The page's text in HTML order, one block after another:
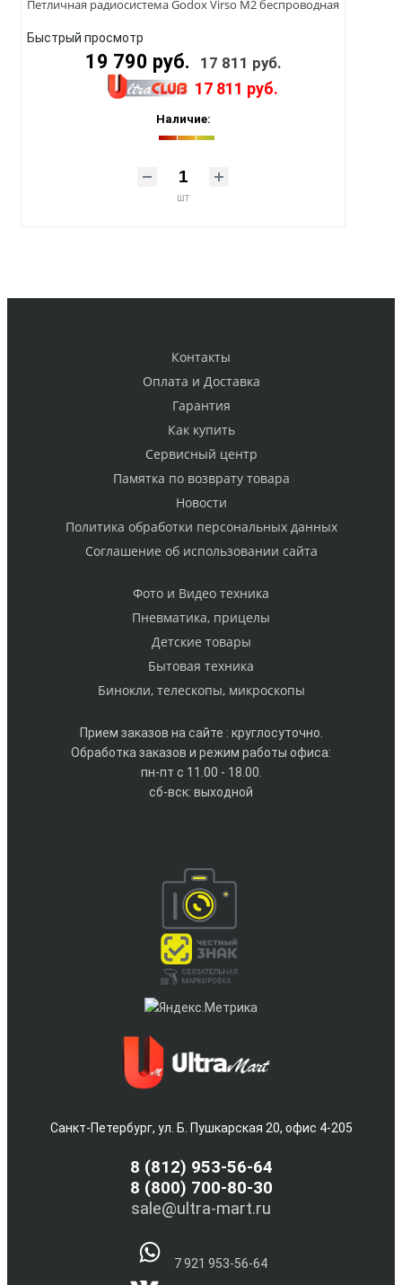
Петличная радиосистема Godox Virso M2 беспроводная
Быстрый просмотр
19 790 руб. 17 811 руб.
17 811 руб.
Наличие:
шт
Контакты
Оплата и Доставка
Гарантия
Как купить
Cервисный центр
Памятка по возврату товара
Новости
Политика обработки персональных данных
Cоглашение об использовании сайта
Фото и Видео техника
Пневматика, прицелы
Детские товары
Бытовая техника
Бинокли, телескопы, микроскопы
Прием заказов на сайте : круглосуточно.
Обработка заказов и режим работы офиса:
пн-пт с 11.00 - 18.00.
сб-вск: выходной
Санкт-Петербург, ул. Б. Пушкарская 20, офис 4-205
8 (812) 953-56-64
8 (800) 700-80-30
sale@ultra-mart.ru
7 921 953-56-64